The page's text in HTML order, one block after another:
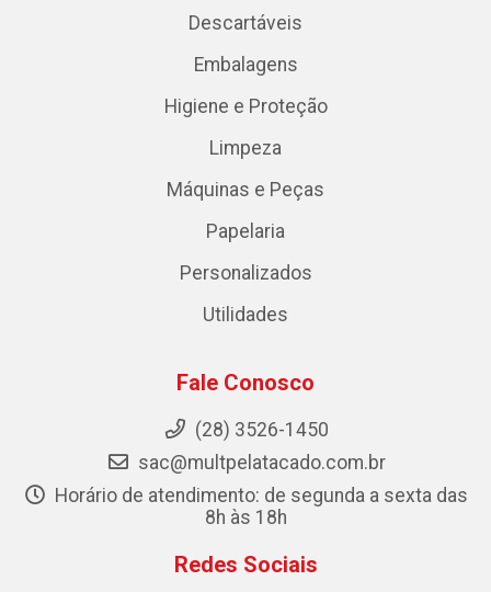
Descartáveis
Embalagens
Higiene e Proteção
Limpeza
Máquinas e Peças
Papelaria
Personalizados
Utilidades
Fale Conosco
(28) 3526-1450
sac@multpelatacado.com.br
Horário de atendimento: de segunda a sexta das
8h às 18h
Redes Sociais